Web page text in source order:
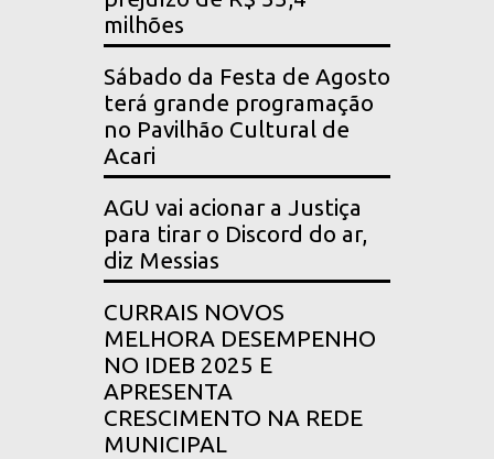
milhões
Sábado da Festa de Agosto
terá grande programação
no Pavilhão Cultural de
Acari
AGU vai acionar a Justiça
para tirar o Discord do ar,
diz Messias
CURRAIS NOVOS
MELHORA DESEMPENHO
NO IDEB 2025 E
APRESENTA
CRESCIMENTO NA REDE
MUNICIPAL